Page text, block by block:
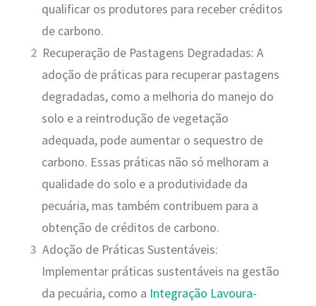
qualificar os produtores para receber créditos
de carbono.
Recuperação de Pastagens Degradadas: A
adoção de práticas para recuperar pastagens
degradadas, como a melhoria do manejo do
solo e a reintrodução de vegetação
adequada, pode aumentar o sequestro de
carbono. Essas práticas não só melhoram a
qualidade do solo e a produtividade da
pecuária, mas também contribuem para a
obtenção de créditos de carbono.
Adoção de Práticas Sustentáveis:
Implementar práticas sustentáveis na gestão
da pecuária, como a Integração Lavoura-